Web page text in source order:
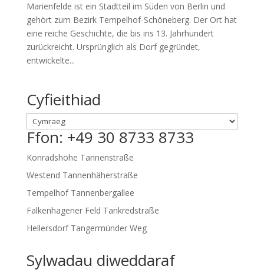
Marienfelde ist ein Stadtteil im Süden von Berlin und
gehört zum Bezirk Tempelhof-Schöneberg. Der Ort hat
eine reiche Geschichte, die bis ins 13. Jahrhundert
zurückreicht. Ursprünglich als Dorf gegründet,
entwickelte...
Cyfieithiad
Ffon: +49 30 8733 8733
Konradshöhe Tannenstraße
Westend Tannenhäherstraße
Tempelhof Tannenbergallee
Falkenhagener Feld Tankredstraße
Hellersdorf Tangermünder Weg
Sylwadau diweddaraf